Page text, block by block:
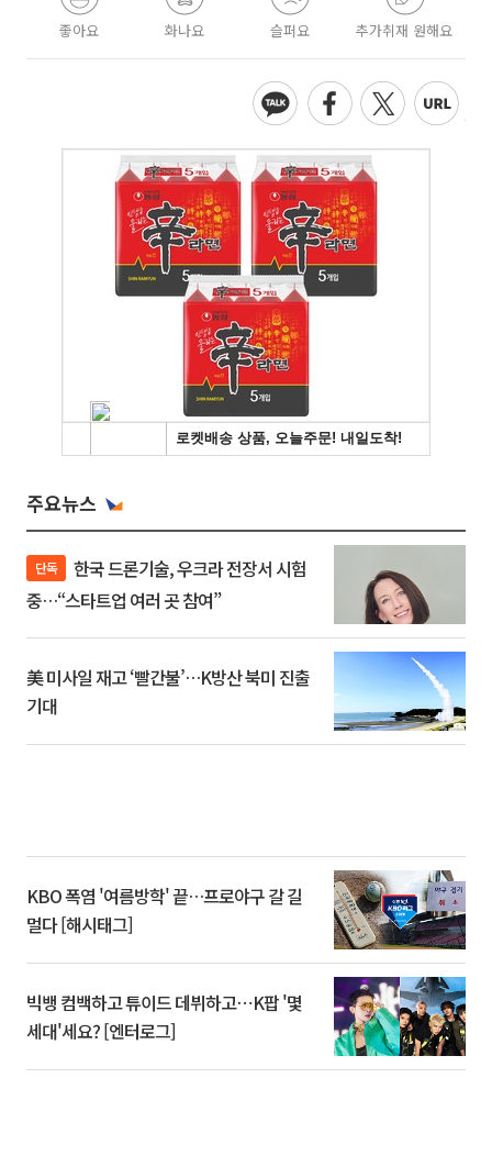
좋아요 화나요 슬퍼요 추가취재 원해요
주요뉴스
단독
중…“스타트업 여러 곳 참여”
美 미사일 재고 ‘빨간불’…K방산 북미 진출
기대
KBO 폭염 '여름방학' 끝…프로야구 갈 길
멀다 [해시태그]
빅뱅 컴백하고 튜이드 데뷔하고⋯K팝 '몇
세대'세요? [엔터로그]